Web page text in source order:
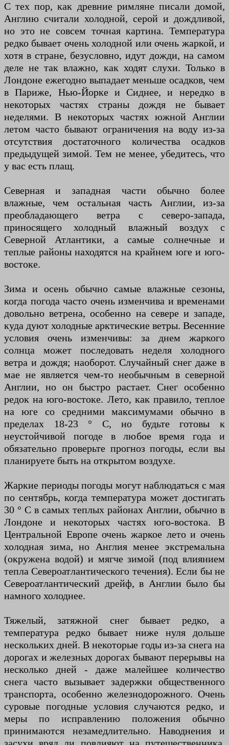
С тех пор, как древние римляне писали домой,
Англию считали холодной, серой и дождливой,
но это не совсем точная картина. Температура
редко бывает очень холодной или очень жаркой, и
хотя в стране, безусловно, идут дожди, на самом
деле не так влажно, как ходят слухи. Только в
Лондоне ежегодно выпадает меньше осадков, чем
в Париже, Нью-Йорке и Сиднее, и нередко в
некоторых частях страны дождя не бывает
неделями. В некоторых частях южной Англии
летом часто бывают ограничения на воду из-за
отсутствия достаточного количества осадков
предыдущей зимой. Тем не менее, убедитесь, что
у вас есть плащ.
Северная и западная части обычно более
влажные, чем остальная часть Англии, из-за
преобладающего ветра с северо-запада,
приносящего холодный влажный воздух с
Северной Атлантики, а самые солнечные и
теплые районы находятся на крайнем юге и юго-
востоке.
Зима и осень обычно самые влажные сезоны,
когда погода часто очень изменчива и временами
довольно ветрена, особенно на севере и западе,
куда дуют холодные арктические ветры. Весенние
условия очень изменчивы: за днем ​​жаркого
солнца может последовать неделя холодного
ветра и дождя; наоборот. Случайный снег даже в
мае не является чем-то необычным в северной
Англии, но он быстро растает. Снег особенно
редок на юго-востоке. Лето, как правило, теплое
на юге со средними максимумами обычно в
пределах 18-23 ° C, но будьте готовы к
неустойчивой погоде в любое время года и
обязательно проверьте прогноз погоды, если вы
планируете быть на открытом воздухе.
Жаркие периоды погоды могут наблюдаться с мая
по сентябрь, когда температура может достигать
30 ° C в самых теплых районах Англии, обычно в
Лондоне и некоторых частях юго-востока. В
Центральной Европе очень жаркое лето и очень
холодная зима, но Англия менее экстремальна
(окружена водой) и мягче зимой (под влиянием
тепла Североатлантического течения). Если бы не
Североатлантический дрейф, в Англии было бы
намного холоднее.
Тяжелый, затяжной снег бывает редко, а
температура редко бывает ниже нуля дольше
нескольких дней. В некоторые годы из-за снега на
дорогах и железных дорогах бывают перерывы на
несколько дней - даже малейшее количество
снега часто вызывает задержки общественного
транспорта, особенно железнодорожного. Очень
суровые погодные условия случаются редко, и
меры по исправлению положения обычно
принимаются незамедлительно. Наводнения и